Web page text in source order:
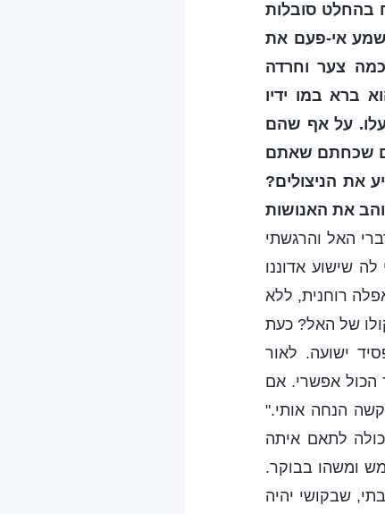
בהחלט סובלות
שמע אי-פעם את
צער וחרדה
ברא במו ידיו
על אף שהם
שכחתם שאתם
את הניצולים?
את האנושות
האל והרגשתי
שישוע אדוננו
רוחנית, ללא
של האל? כעת
ישועה. לאור
הכול אפשרי. אם
הנחה אותי."
לתאם איתה
ומשהו בבוקר.
לילה עד 2 או 3 לפנות בוקר. חשבתי, שבקושי יהיה